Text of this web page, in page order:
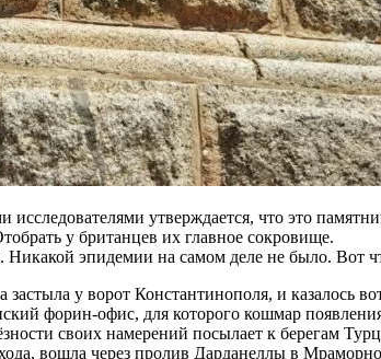
утверждается, что это
у британцев их главное сокровище.
эпидемии на самом деле не было. Вот
у ворот Константинополя, и казалось
форин-офис, для которого кошмар
своих намерений посылает к берегам
вошла через пролив Дарданеллы в